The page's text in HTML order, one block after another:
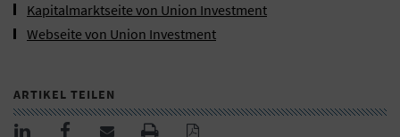
Kapitalmarktseite von Union Investment
Webseite von Union Investment
ARTIKEL TEILEN